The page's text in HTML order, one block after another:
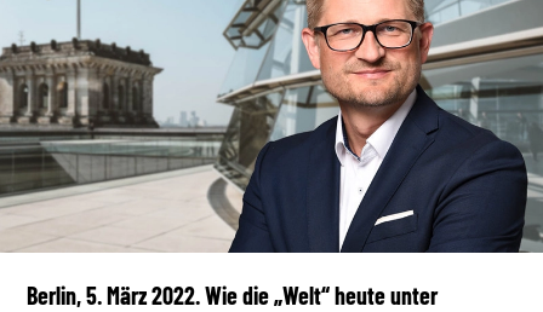
MEDIATHEK
Berlin, 5. März 2022. Wie die „Welt“ heute unter